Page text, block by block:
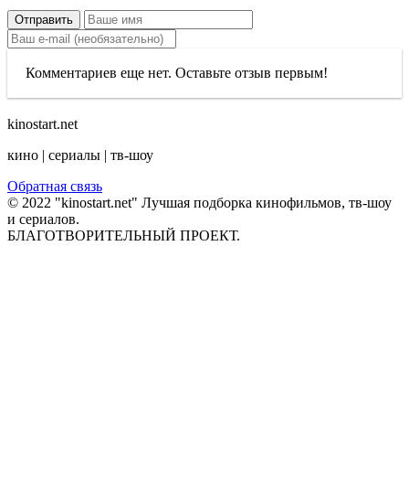
Отправить
Комментариев еще нет. Оставьте отзыв первым!
kinostart.net
кино | сериалы | тв-шоу
Обратная связь
© 2022 "kinostart.net" Лучшая подборка кинофильмов, тв-шоу
и сериалов.
БЛАГОТВОРИТЕЛЬНЫЙ ПРОЕКТ.